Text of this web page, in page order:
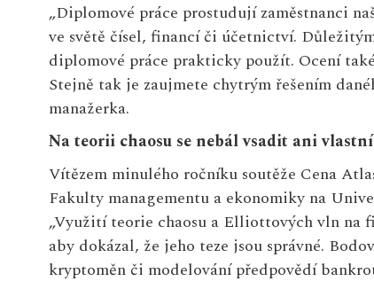
„Diplomové práce prostudují zaměstnanci
ve světě čísel, financí či účetnictví.
diplomové práce prakticky použít. Ocení
Stejně tak je zaujmete chytrým řešením
manažerka.
Na teorii chaosu se nebál vsadit ani
Vítězem minulého ročníku soutěže Cena
Fakulty managementu a ekonomiky na
„Využití teorie chaosu a Elliottových vln na
aby dokázal, že jeho teze jsou správné.
kryptoměn či modelování předpovědí